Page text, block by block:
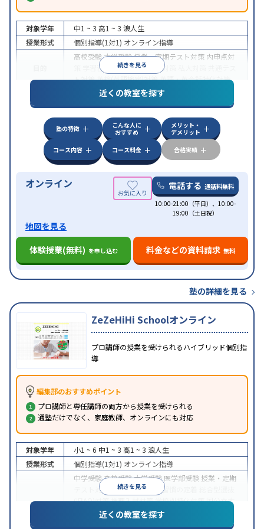
続きを見る
対象学年 中1 ~ 3 高1 ~ 3 浪人生
授業形式
個別指導(1対1) オンライン指導
高校受験大学受験授業・定期テスト対策 内申点対
学習習慣の定着国公立大対策
ト対策英検(英語検定)対策英語・英会話特化対策
特徴
中高一貫校生に対応授業の振替可能
学習にPC・タブレットを利用オンライン対応1
科目から受講可能
近くの教室を探す
塾の特徴
こんな人に
おすすめ
メリット・
デメリット
コース内容
コース料金 合格実績
オンライン 電話する 通話料無料
10:00-21:00（平日）、10:00-
19:00（土日祝）
地図を見る
体験授業(無料) を申し込む 料金などの資料請求 無料
塾の詳細を見る
ZeZeHiHi Schoolオンライン
プロ講師の授業を受けられるハイブリッド個別指
導
編集部のおすすめポイント
プロ講師と専任講師の両方から授業を受けられる
通塾だけでなく、家庭教師、オンラインにも対応
続きを見る
対象学年 小1 ~ 6 中1 ~ 3 高1 ~ 3 浪人生
授業形式
個別指導(1対1) オンライン指導
中学受験高校受験大学受験 医学部受験 授業・定期
テスト対策
内申点対策 学習習慣の定着
(旧AO)対策推薦入試対策学校別特化対策国公立大
私大対策共通テスト対策
英語・英会話特化
近くの教室を探す